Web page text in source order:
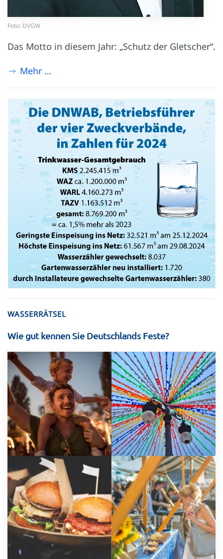
Foto: DVGW
Das Motto in diesem Jahr: „Schutz der Gletscher“.
Mehr …
WASSERRÄTSEL
Wie gut kennen Sie Deutschlands Feste?